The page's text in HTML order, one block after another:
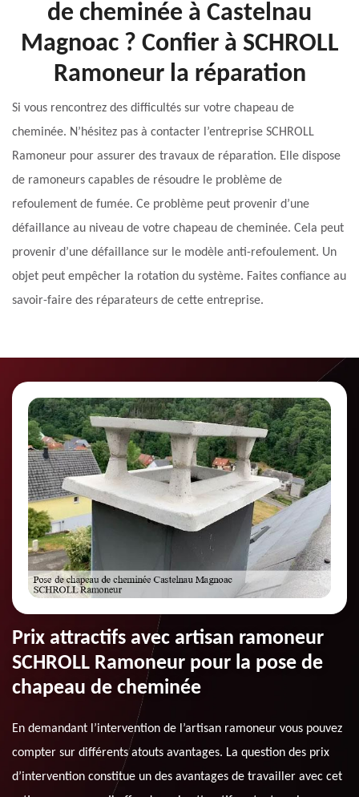
de cheminée à Castelnau
Magnoac ? Confier à SCHROLL
Ramoneur la réparation
Si vous rencontrez des difficultés sur votre chapeau de
cheminée. N’hésitez pas à contacter l’entreprise SCHROLL
Ramoneur pour assurer des travaux de réparation. Elle dispose
de ramoneurs capables de résoudre le problème de
refoulement de fumée. Ce problème peut provenir d’une
défaillance au niveau de votre chapeau de cheminée. Cela peut
provenir d’une défaillance sur le modèle anti-refoulement. Un
objet peut empêcher la rotation du système. Faites confiance au
savoir-faire des réparateurs de cette entreprise.
Prix attractifs avec artisan ramoneur
SCHROLL Ramoneur pour la pose de
chapeau de cheminée
En demandant l’intervention de l’artisan ramoneur vous pouvez
compter sur différents atouts avantages. La question des prix
d’intervention constitue un des avantages de travailler avec cet